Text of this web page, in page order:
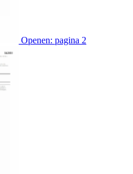
Openen: pagina 2